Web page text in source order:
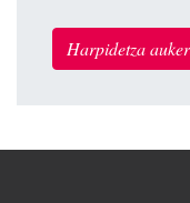
Harpidetza